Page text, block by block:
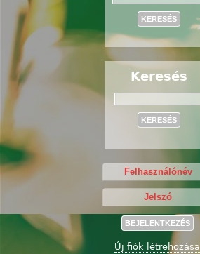
Keresés
Új fiók létrehozása